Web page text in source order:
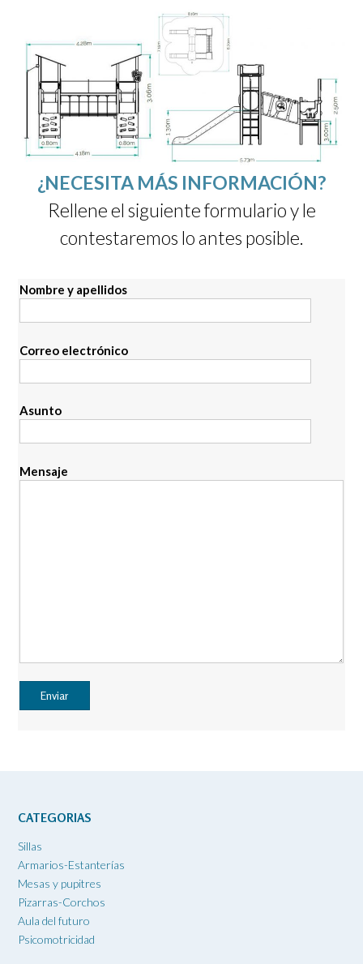
¿NECESITA MÁS INFORMACIÓN?
Rellene el siguiente formulario y le
contestaremos lo antes posible.
Nombre y apellidos
Correo electrónico
Asunto
Mensaje
CATEGORIAS
Sillas
Armarios-Estanterías
Mesas y pupitres
Pizarras-Corchos
Aula del futuro
Psicomotricidad